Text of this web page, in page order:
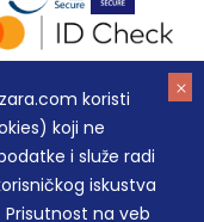
koristi
koji ne
i služe radi
iskustva
na veb
DOO BEOGRAD
MB: 20337524